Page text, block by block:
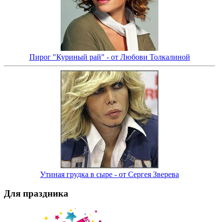
Пирог "Куриный рай" - от Любови Толкалиной
Утиная грудка в сыре - от Сергея Зверева
Для праздника